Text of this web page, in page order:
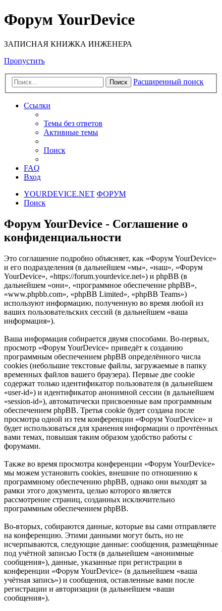
Форум YourDevice
ЗАПИСНАЯ КНИЖКА ИНЖЕНЕРА
Пропустить
Поиск Расширенный поиск
Ссылки
Темы без ответов
Активные темы
Поиск
FAQ
Вход
YOURDEVICE.NET ФОРУМ
Поиск
Форум YourDevice - Соглашение о
конфиденциальности
Это соглашение подробно объясняет, как «Форум YourDevice»
и его подразделения (в дальнейшем «мы», «наш», «Форум
YourDevice», «https://forum.yourdevice.net») и phpBB (в
дальнейшем «они», «программное обеспечение phpBB»,
«www.phpbb.com», «phpBB Limited», «phpBB Teams»)
используют информацию, полученную во время любой из
ваших пользовательских сессий (в дальнейшем «ваша
информация»).
Ваша информация собирается двумя способами. Во-первых,
просмотр «Форум YourDevice» приведёт к созданию
программным обеспечением phpBB определённого числа
cookies (небольшие текстовые файлы, загружаемые в папку
временных файлов вашего браузера). Первые две cookie
содержат только идентификатор пользователя (в дальнейшем
«user-id») и идентификатор анонимной сессии (в дальнейшем
«session-id»), автоматически присвоенные вам программным
обеспечением phpBB. Третья cookie будет создана после
просмотра одной из тем конференции «Форум YourDevice» и
будет использоваться для хранения информации о прочтённых
вами темах, повышая таким образом удобство работы с
форумами.
Также во время просмотра конференции «Форум YourDevice»
мы можем установить cookies, внешние по отношению к
программному обеспечению phpBB, однако они выходят за
рамки этого документа, целью которого является
рассмотрение страниц, созданных исключительно
программным обеспечением phpBB.
Во-вторых, собираются данные, которые вы сами отправляете
на конференцию. Этими данными могут быть, но не
исчерпываются, следующие данные: сообщения, размещённые
под учётной записью Гостя (в дальнейшем «анонимные
сообщения»), данные, указанные при регистрации в
конференции «Форум YourDevice» (в дальнейшем «ваша
учётная запись») и сообщения, оставленные вами после
регистрации и авторизации (в дальнейшем «ваши
сообщения»).